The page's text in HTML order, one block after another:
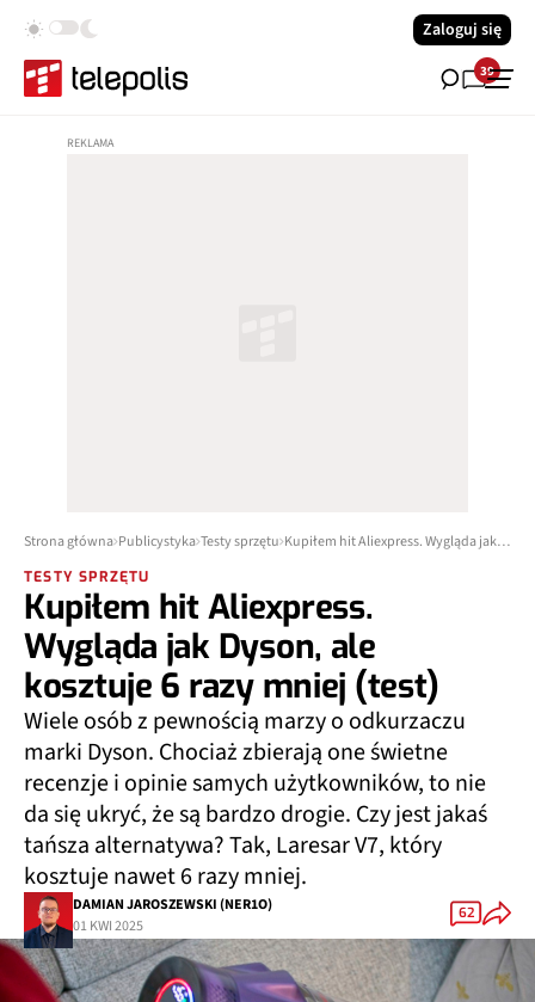
Zaloguj się
39
Strona główna Publicystyka Testy sprzętu Kupiłem hit Aliexpress. Wygląda jak Dyson, ale kosztuje 6 razy mniej (test)
TESTY SPRZĘTU
Kupiłem hit Aliexpress.
Wygląda jak Dyson, ale
kosztuje 6 razy mniej (test)
Wiele osób z pewnością marzy o odkurzaczu
marki Dyson. Chociaż zbierają one świetne
recenzje i opinie samych użytkowników, to nie
da się ukryć, że są bardzo drogie. Czy jest jakaś
tańsza alternatywa? Tak, Laresar V7, który
kosztuje nawet 6 razy mniej.
DAMIAN JAROSZEWSKI (NER1O)
01 KWI 2025
62